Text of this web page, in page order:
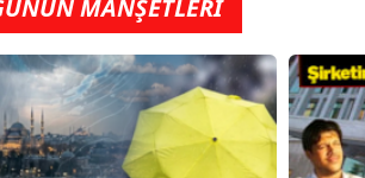
MANŞETLERİ